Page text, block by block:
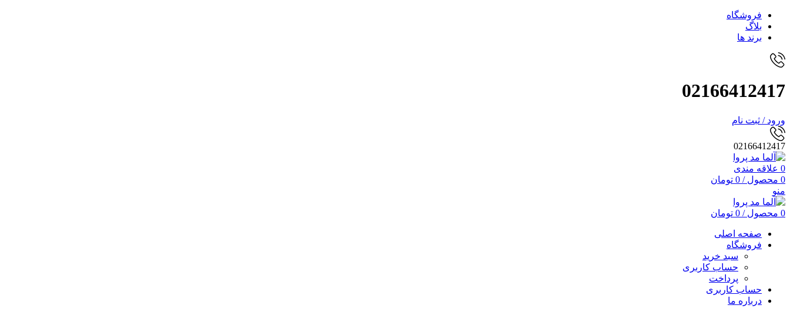
فروشگاه
بلاگ
برند ها
02166412417
ورود / ثبت نام
02166412417
0 علاقه مندی
0 محصول /
0 تومان
منو
0 محصول /
0 تومان
صفحه اصلی
فروشگاه
سبد خرید
حساب کاربری
پرداخت
حساب کاربری
درباره ما